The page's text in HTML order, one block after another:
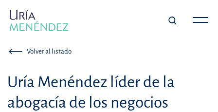
Volver al listado
Uría Menéndez líder de la
abogacía de los negocios